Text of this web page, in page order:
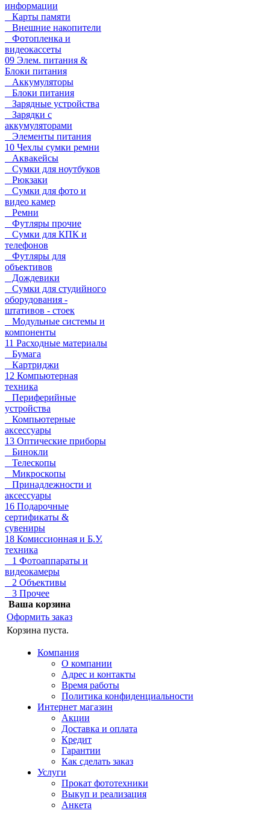
информации
Карты памяти
Внешние накопители
Фотопленка и
видеокассеты
09 Элем. питания &
Блоки питания
Аккумуляторы
Блоки питания
Зарядные устройства
Зарядки с
аккумуляторами
Элементы питания
10 Чехлы сумки ремни
Аквакейсы
Сумки для ноутбуков
Рюкзаки
Сумки для фото и
видео камер
Ремни
Футляры прочие
Сумки для КПК и
телефонов
Футляры для
объективов
Дождевики
Сумки для студийного
оборудования -
штативов - стоек
Модульные системы и
компоненты
11 Расходные материалы
Бумага
Картриджи
12 Компьютерная
техника
Периферийные
устройства
Компьютерные
аксессуары
13 Оптические приборы
Бинокли
Телескопы
Микроскопы
Принадлежности и
аксессуары
16 Подарочные
сертификаты &
сувениры
18 Комиссионная и Б.У.
техника
1 Фотоаппараты и
видеокамеры
2 Объективы
3 Прочее
Ваша корзина
Оформить заказ
Корзина пуста.
Компания
О компании
Адрес и контакты
Время работы
Политика конфиденциальности
Интернет магазин
Акции
Доставка и оплата
Кредит
Гарантии
Как сделать заказ
Услуги
Прокат фототехники
Выкуп и реализация
Анкета